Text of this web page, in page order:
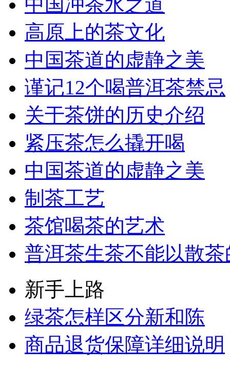
高原上的茶文化
中国茶道的虚静之美
谨记12个喝普洱茶禁忌
关于茶饼的历史介绍
紧压茶怎么撬开喝
中国茶道的虚静之美
制茶工艺
茶馆喝茶的艺术
普洱茶生茶不能以散
新手上路
绿茶怎样区分新和陈
商品退货保障详细说明